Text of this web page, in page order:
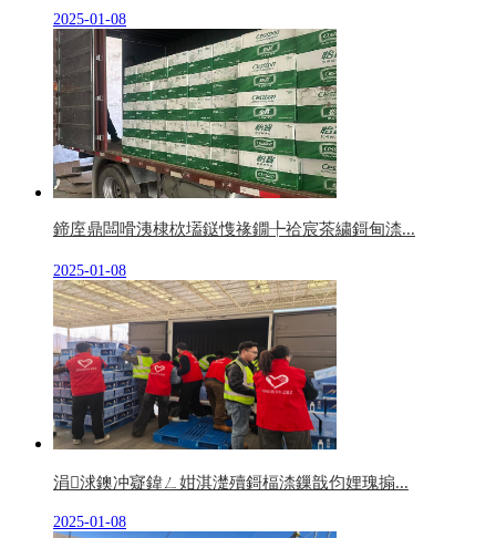
2025-01-08
鍗庢鼎闆嗗洟棣栨壒鎹愯禒鐗╄祫宸茶繍鎶甸渿...
2025-01-08
涓浗鐭冲寲鍏ㄥ姏淇濋殰鎶楅渿鏁戠伨娌瑰搧...
2025-01-08